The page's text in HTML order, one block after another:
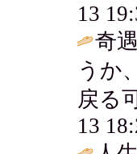
13
奇
うか
戻る
13